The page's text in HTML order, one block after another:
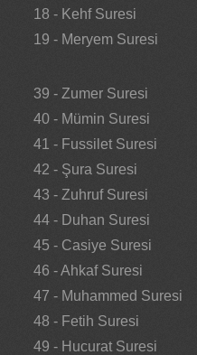
18 - Kehf Suresi
19 - Meryem Suresi
39 - Zumer Suresi
40 - Mümin Suresi
41 - Fussilet Suresi
42 - Şura Suresi
43 - Zuhruf Suresi
44 - Duhan Suresi
45 - Casiye Suresi
46 - Ahkaf Suresi
47 - Muhammed Suresi
48 - Fetih Suresi
49 - Hucurat Suresi